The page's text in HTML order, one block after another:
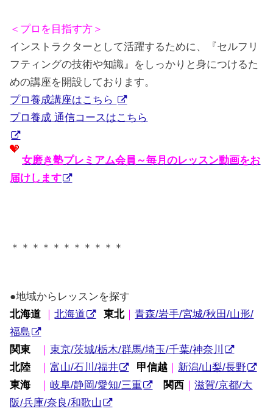
＜プロを目指す方＞
インストラクターとして活躍するために、『セルフリ
フティングの技術や知識』をしっかりと身につけるた
めの講座を開設しております。
プロ養成講座はこちら
プロ養成 通信コースはこちら
女磨き塾プレミアム会員～毎月のレッスン動画をお
届けします
＊＊＊＊＊＊＊＊＊＊＊
●地域からレッスンを探す
北海道 ｜北海道 東北｜青森/岩手/宮城/秋田/山形/
福島
関東 ｜東京/茨城/栃木/群馬/埼玉/千葉/神奈川
北陸 ｜富山/石川/福井 甲信越 ｜ 新潟/山梨/長野
東海｜岐阜/静岡/愛知/三重 関西 ｜滋賀/京都/大
阪/兵庫/奈良/和歌山